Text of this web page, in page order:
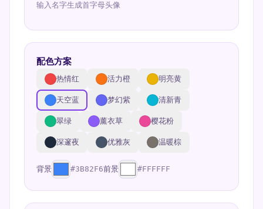
输入名字生成首字母头像
配色方案
热情红 活力橙 明亮黄
天空蓝 梦幻紫 清新青
翠绿 薰衣草 樱花粉
深邃夜 优雅灰 温暖棕
背景 #3B82F6前景 #FFFFFF